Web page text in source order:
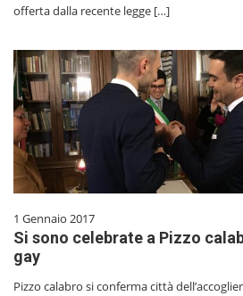
offerta dalla recente legge […]
1 Gennaio 2017
Si sono celebrate a Pizzo
gay
Pizzo calabro si conferma città